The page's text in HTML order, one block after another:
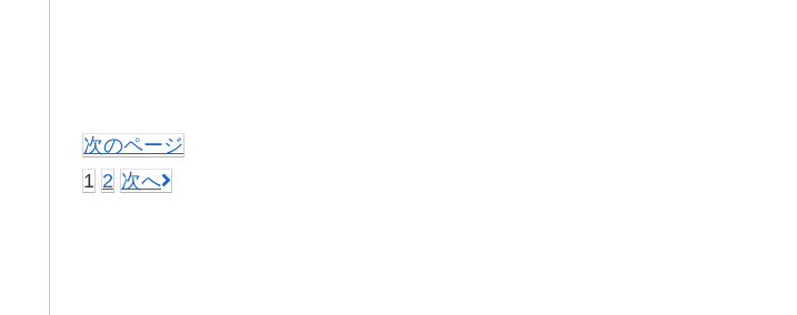
次のページ
1 2 次へ